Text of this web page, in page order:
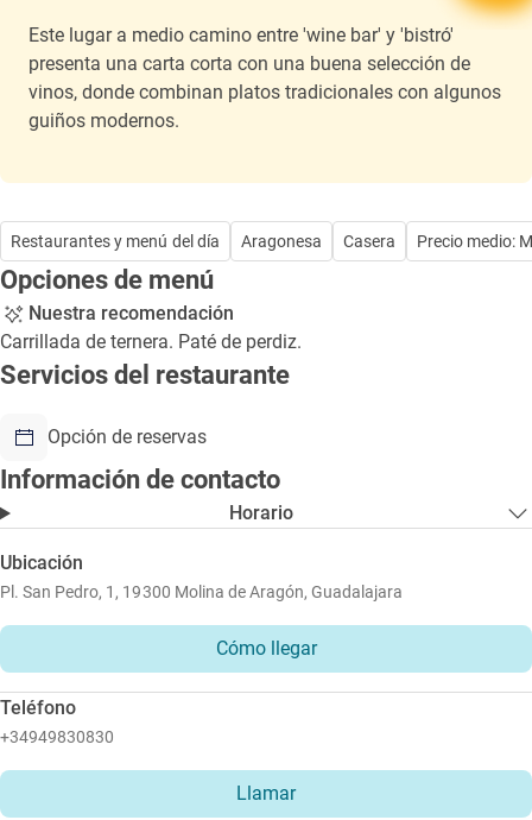
Este lugar a medio camino entre 'wine bar' y 'bistró'
presenta una carta corta con una buena selección de
vinos, donde combinan platos tradicionales con algunos
guiños modernos.
Restaurantes y menú del día Aragonesa Casera Precio medio:
Opciones de menú
Nuestra recomendación
Carrillada de ternera. Paté de perdiz.
Servicios del restaurante
Opción de reservas
Información de contacto
Horario
Ubicación
Pl. San Pedro, 1, 19300 Molina de Aragón, Guadalajara
Cómo llegar
Teléfono
+34949830830
Llamar